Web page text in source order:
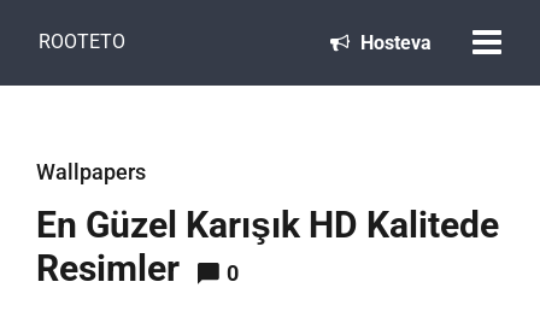
ROOTETO Hosteva
Wallpapers
En Güzel Karışık HD Kalitede
Resimler
0